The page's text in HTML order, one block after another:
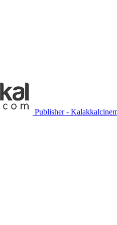
Publisher -